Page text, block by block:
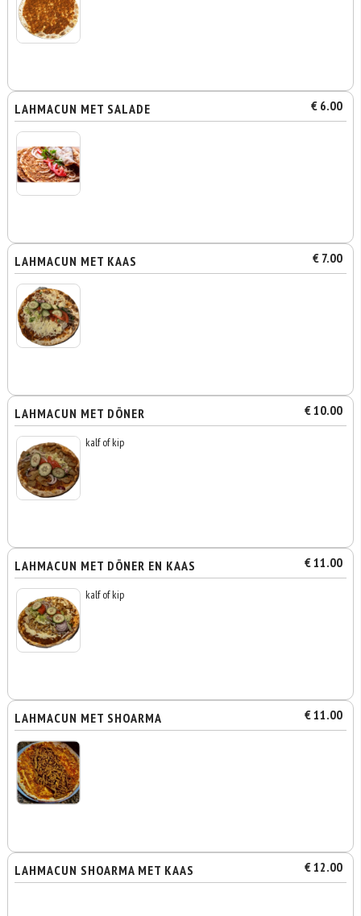
LAHMACUN MET SALADE € 6.00
LAHMACUN MET KAAS € 7.00
LAHMACUN MET DÖNER € 10.00
kalf of kip
LAHMACUN MET DÖNER EN KAAS € 11.00
kalf of kip
LAHMACUN MET SHOARMA € 11.00
LAHMACUN SHOARMA MET KAAS € 12.00